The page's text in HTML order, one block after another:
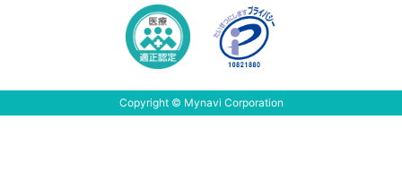
Copyright © Mynavi Corporation